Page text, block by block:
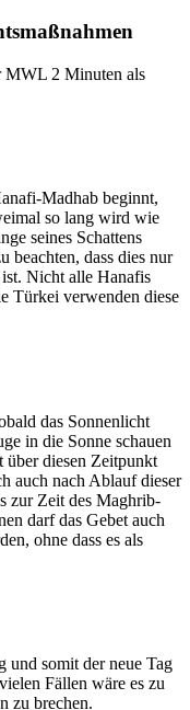
MWL 2 Minuten als
Madhab beginnt,
so lang wird wie
seines Schattens
beachten, dass dies nur
Nicht alle Hanafis
Türkei verwenden diese
das Sonnenlicht
in die Sonne schauen
über diesen Zeitpunkt
auch nach Ablauf dieser
zur Zeit des Maghrib-
darf das Gebet auch
ohne dass es als
und somit der neue Tag
Fällen wäre es zu
zu brechen.